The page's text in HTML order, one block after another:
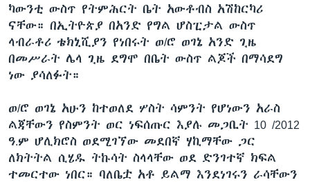
ካውንቲ ውስጥ የትምሕርት ቤት አውቶብስ አሽከርካሪ
ናቸው። በኢትዮጵያ በአንድ የግል ሆስፒታል ውስጥ
ላብራቶሪ ቴክኒሺያን የነበሩት ወ/ሮ ወገኔ አንድ ጊዜ
በመሥራት ሌላ ጊዜ ደግሞ በቤት ውስጥ ልጆች በማሳደግ
ነው ያሳለፉት።
ወ/ሮ ወገኔ አሁን ከተወለደ ሦስት ሳምንት የሆነውን አራስ
ልጃቸውን የስምንት ወር ነፍሰጡር እያሉ መጋቢት 10 /2012
ዓ.ም ሆሊክሮስ ወደሚገኘው መደበኛ ሃኪማቸው ጋር
ለክትትል ሲሄዱ ትኩሳት ስላላቸው ወደ ድንገተኛ ክፍል
ተመርተው ነበር። ባለቤቷ አቶ ይልማ እንደነገሩን ራሳቸውን